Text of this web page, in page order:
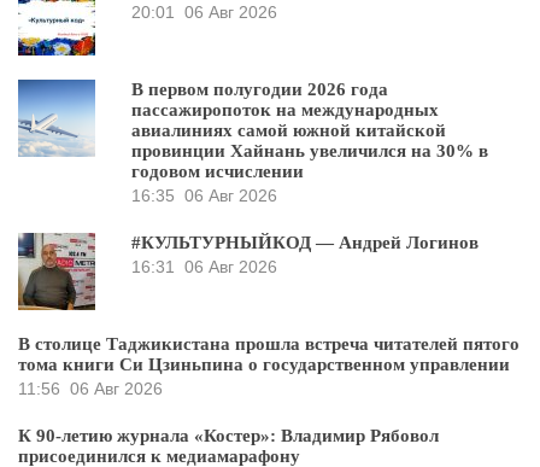
20:01
06 Авг 2026
В первом полугодии 2026 года
пассажиропоток на международных
авиалиниях самой южной китайской
провинции Хайнань увеличился на 30% в
годовом исчислении
16:35 06 Авг 2026
#КУЛЬТУРНЫЙКОД — Андрей Логинов
16:31
06 Авг 2026
В столице Таджикистана прошла встреча читателей пятого
тома книги Си Цзиньпина о государственном управлении
11:56 06 Авг 2026
К 90-летию журнала «Костер»: Владимир Рябовол
присоединился к медиамарафону